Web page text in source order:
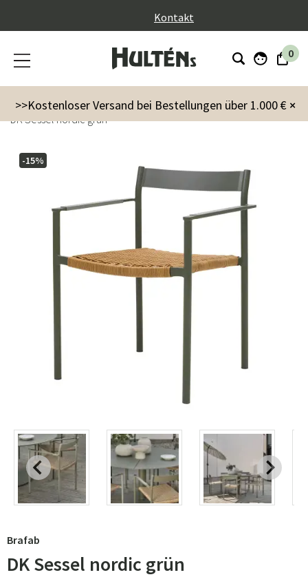
Kontakt
0
×
>>Kostenloser Versand bei Bestellungen über 1.000 €
Gartenmöbel Stuhle
Armlehnstuhl
DK Sessel nordic grün
-15%
Brafab
DK Sessel nordic grün